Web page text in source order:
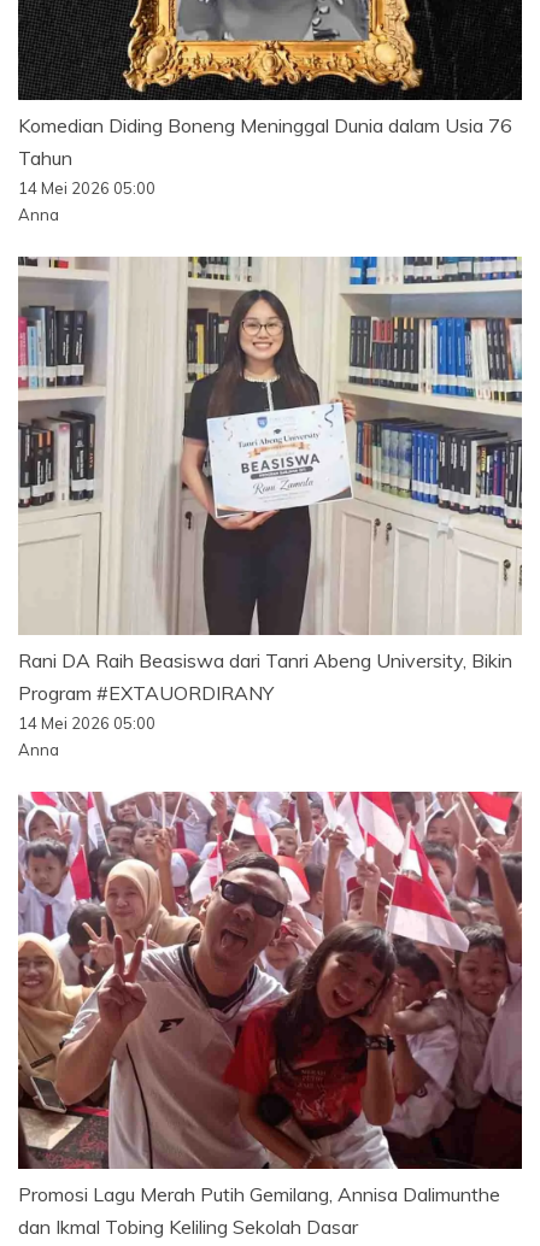
Komedian Diding Boneng Meninggal Dunia dalam Usia 76
Tahun
14 Mei 2026 05:00
Anna
Rani DA Raih Beasiswa dari Tanri Abeng University, Bikin
Program #EXTAUORDIRANY
14 Mei 2026 05:00
Anna
Promosi Lagu Merah Putih Gemilang, Annisa Dalimunthe
dan Ikmal Tobing Keliling Sekolah Dasar